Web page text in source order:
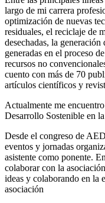
largo de mi carrera
optimización de nuevas
residuales, el reciclaje de
desechadas, la
generadas en el proceso
recursos no
cuento con más de 70
artículos científicos y
Actualmente me
Desarrollo Sostenible en
Desde el congreso de
eventos y jornadas
asistente como ponente.
colaborar con la
ideas y colaborando en la
asociación